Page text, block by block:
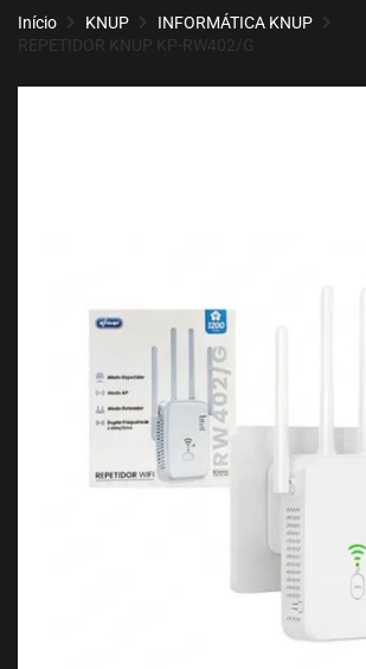
Início KNUP
INFORMÁTICA KNUP
REPETIDOR KNUP KP-RW402/G